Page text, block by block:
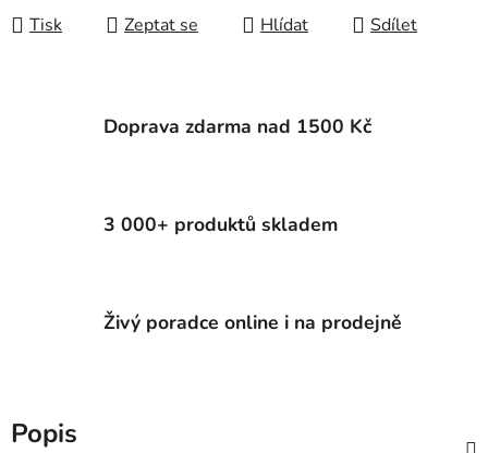
Tisk Zeptat se Hlídat Sdílet
Doprava zdarma nad 1500 Kč
3 000+ produktů skladem
Živý poradce online i na prodejně
Popis